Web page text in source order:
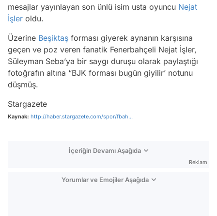
mesajlar yayınlayan son ünlü isim usta oyuncu Nejat
İşler oldu.
Üzerine Beşiktaş forması giyerek aynanın karşısına
geçen ve poz veren fanatik Fenerbahçeli Nejat İşler,
Süleyman Seba’ya bir saygı duruşu olarak paylaştığı
fotoğrafın altına “BJK forması bugün giyilir’ notunu
düşmüş.
Stargazete
Kaynak: http://haber.stargazete.com/spor/fbah...
İçeriğin Devamı Aşağıda
Reklam
Yorumlar ve Emojiler Aşağıda